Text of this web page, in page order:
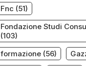
Fnc (51)
Fondazione Studi
(103)
formazione(56)